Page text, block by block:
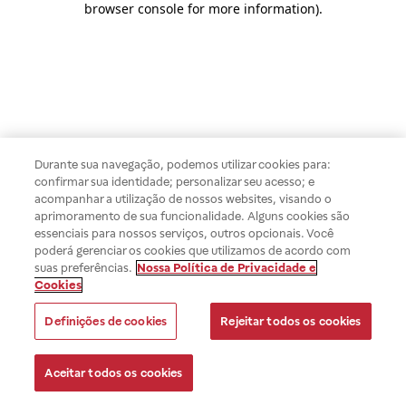
browser console for more information).
Durante sua navegação, podemos utilizar cookies para:
confirmar sua identidade; personalizar seu acesso; e
acompanhar a utilização de nossos websites, visando o
aprimoramento de sua funcionalidade. Alguns cookies são
essenciais para nossos serviços, outros opcionais. Você
poderá gerenciar os cookies que utilizamos de acordo com
suas preferências. Nossa Política de Privacidade e
Cookies
Definições de cookies Rejeitar todos os cookies
Aceitar todos os cookies